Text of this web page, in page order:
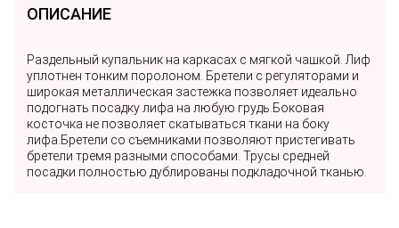
ОПИСАНИЕ
Раздельный купальник на каркасах с мягкой чашкой. Лиф
уплотнен тонким поролоном. Бретели с регуляторами и
широкая металлическая застежка позволяет идеально
подогнать посадку лифа на любую грудь.Боковая
косточка не позволяет скатываться ткани на боку
лифа.Бретели со съемниками позволяют пристегивать
бретели тремя разными способами. Трусы средней
посадки полностью дублированы подкладочной тканью.